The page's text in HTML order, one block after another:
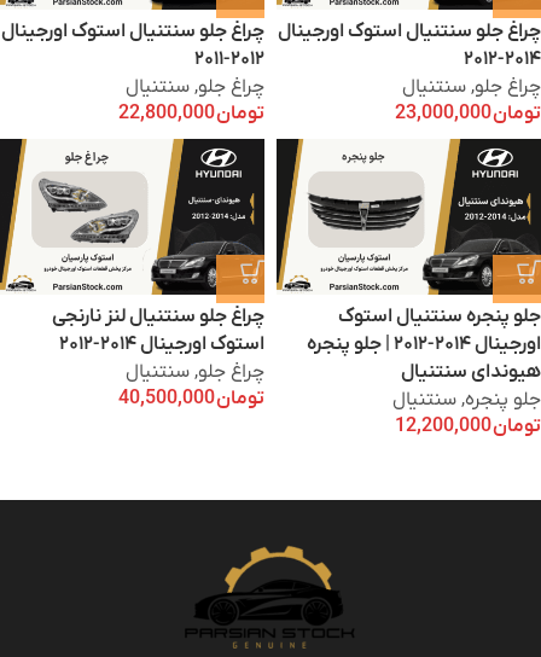
چراغ جلو سنتنیال استوک اورجینال
۲۰۱۴-۲۰۱۲
چراغ جلو, سنتنیال
تومان
چراغ جلو سنتنیال استوک اورجینال
۲۰۱۲-۲۰۱۱
چراغ جلو, سنتنیال
تومان
جلو پنجره سنتنیال استوک
اورجینال ۲۰۱۴-۲۰۱۲ | جلو پنجره
هیوندای سنتنیال
جلو پنجره, سنتنیال
تومان
چراغ جلو سنتنیال لنز نارنجی
استوک اورجینال ۲۰۱۴-۲۰۱۲
چراغ جلو, سنتنیال
تومان